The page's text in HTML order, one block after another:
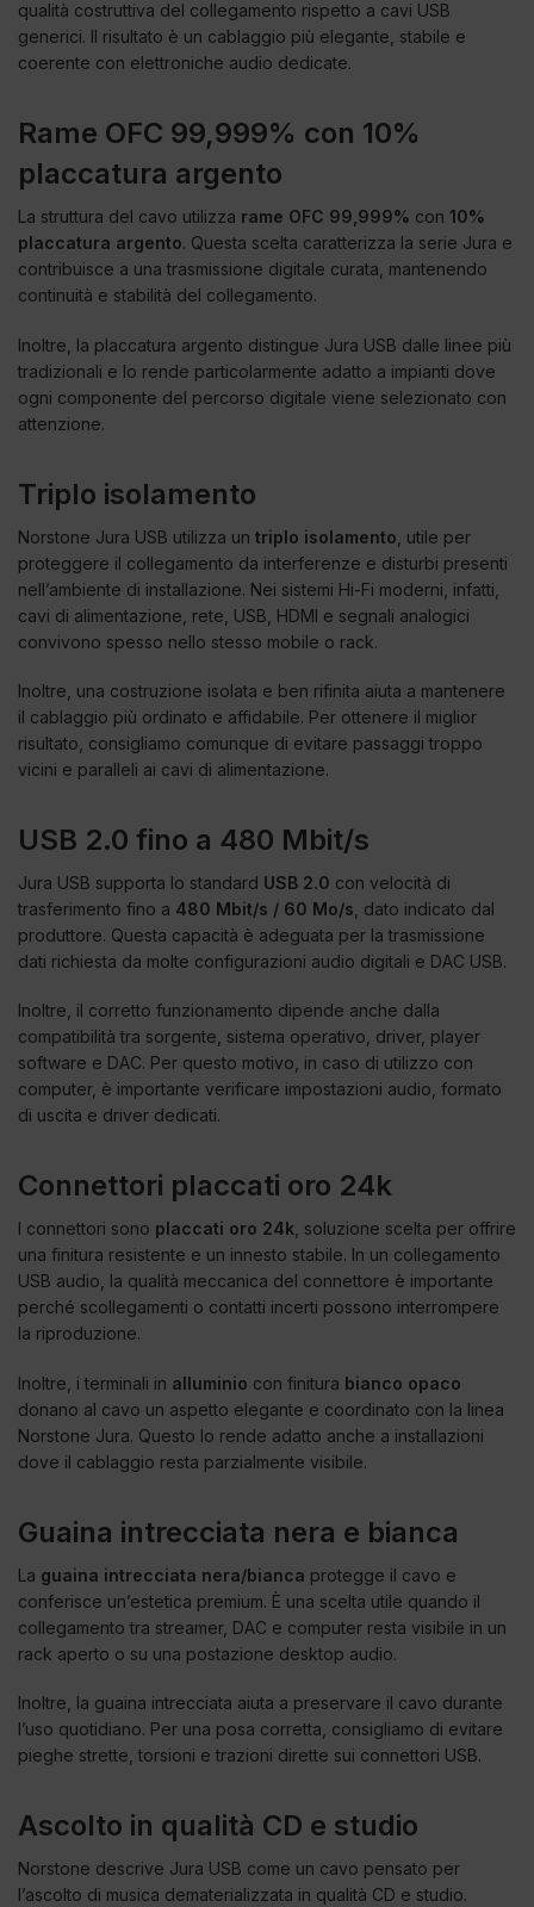
qualità costruttiva del collegamento rispetto a cavi USB
generici. Il risultato è un cablaggio più elegante, stabile e
coerente con elettroniche audio dedicate.
Rame OFC 99,999% con 10%
placcatura argento
La struttura del cavo utilizza rame OFC 99,999% con 10%
placcatura argento. Questa scelta caratterizza la serie Jura e
contribuisce a una trasmissione digitale curata, mantenendo
continuità e stabilità del collegamento.
Inoltre, la placcatura argento distingue Jura USB dalle linee più
tradizionali e lo rende particolarmente adatto a impianti dove
ogni componente del percorso digitale viene selezionato con
attenzione.
Triplo isolamento
Norstone Jura USB utilizza un triplo isolamento , utile per
proteggere il collegamento da interferenze e disturbi presenti
nell’ambiente di installazione. Nei sistemi Hi-Fi moderni, infatti,
cavi di alimentazione, rete, USB, HDMI e segnali analogici
convivono spesso nello stesso mobile o rack.
Inoltre, una costruzione isolata e ben rifinita aiuta a mantenere
il cablaggio più ordinato e affidabile. Per ottenere il miglior
risultato, consigliamo comunque di evitare passaggi troppo
vicini e paralleli ai cavi di alimentazione.
USB 2.0 fino a 480 Mbit/s
Jura USB supporta lo standard USB 2.0 con velocità di
trasferimento fino a 480 Mbit/s / 60 Mo/s , dato indicato dal
produttore. Questa capacità è adeguata per la trasmissione
dati richiesta da molte configurazioni audio digitali e DAC USB.
Inoltre, il corretto funzionamento dipende anche dalla
compatibilità tra sorgente, sistema operativo, driver, player
software e DAC. Per questo motivo, in caso di utilizzo con
computer, è importante verificare impostazioni audio, formato
di uscita e driver dedicati.
Connettori placcati oro 24k
I connettori sono placcati oro 24k , soluzione scelta per offrire
una finitura resistente e un innesto stabile. In un collegamento
USB audio, la qualità meccanica del connettore è importante
perché scollegamenti o contatti incerti possono interrompere
la riproduzione.
Inoltre, i terminali in alluminio con finitura bianco opaco
donano al cavo un aspetto elegante e coordinato con la linea
Norstone Jura. Questo lo rende adatto anche a installazioni
dove il cablaggio resta parzialmente visibile.
Guaina intrecciata nera e bianca
La guaina intrecciata nera/bianca protegge il cavo e
conferisce un’estetica premium. È una scelta utile quando il
collegamento tra streamer, DAC e computer resta visibile in un
rack aperto o su una postazione desktop audio.
Inoltre, la guaina intrecciata aiuta a preservare il cavo durante
l’uso quotidiano. Per una posa corretta, consigliamo di evitare
pieghe strette, torsioni e trazioni dirette sui connettori USB.
Ascolto in qualità CD e studio
Norstone descrive Jura USB come un cavo pensato per
l’ascolto di musica dematerializzata in qualità CD e studio.